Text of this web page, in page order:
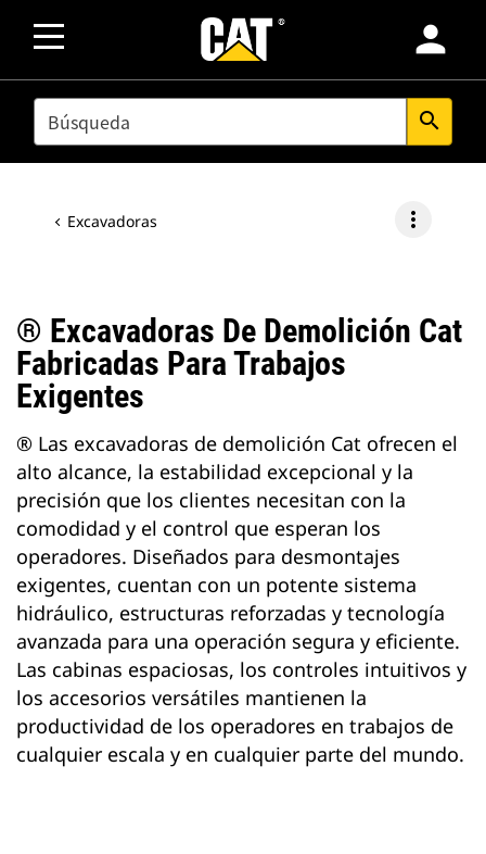
person
SEARCH search
Excavadoras more_vert
® Excavadoras De Demolición Cat
Fabricadas Para Trabajos
Exigentes
® Las excavadoras de demolición Cat ofrecen el
alto alcance, la estabilidad excepcional y la
precisión que los clientes necesitan con la
comodidad y el control que esperan los
operadores. Diseñados para desmontajes
exigentes, cuentan con un potente sistema
hidráulico, estructuras reforzadas y tecnología
avanzada para una operación segura y eficiente.
Las cabinas espaciosas, los controles intuitivos y
los accesorios versátiles mantienen la
productividad de los operadores en trabajos de
cualquier escala y en cualquier parte del mundo.